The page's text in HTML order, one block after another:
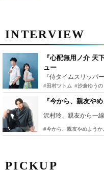
PICKUP
INTERVIEW
『心配無用ノ介 天
ュー
#田村ツトム #沙倉ゆうの
『今から、親友や
沢村玲、親友から一
#今から、親友やめようか